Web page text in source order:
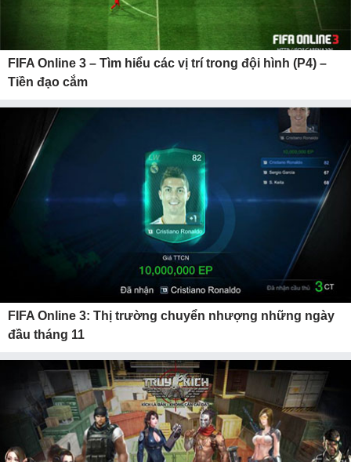
FIFA Online 3 – Tìm hiểu các vị trí trong đội hình (P4) –
Tiền đạo cắm
FIFA Online 3: Thị trường chuyển nhượng những ngày
đầu tháng 11